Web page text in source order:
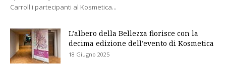
Carroll i partecipanti al Kosmetica...
L’albero della Bellezza fiorisce con la
decima edizione dell’evento di Kosmetica
18 Giugno 2025